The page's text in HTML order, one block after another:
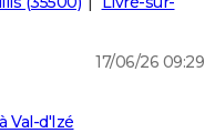
17/06/26 09:29
Val-d'Izé